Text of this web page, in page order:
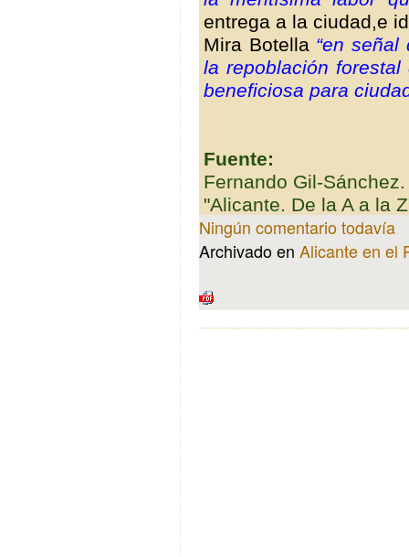
entrega a la ciudad,e
Mira Botella “en
la repoblación
beneficiosa para
Fuente:
Fernando Gil-Sánchez.
"Alicante. De la A a la
Ningún comentario todavía
Archivado en Alicante en el